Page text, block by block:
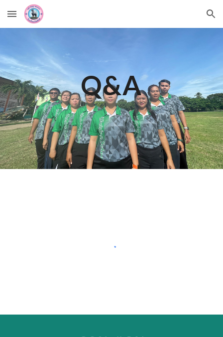
Skip to main content Skip to navigation
Q&A